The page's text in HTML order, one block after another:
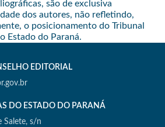
são de exclusiva
dos autores, não refletindo,
o posicionamento do Tribunal
Estado do Paraná.
EDITORIAL
DO ESTADO DO PARANÁ
Salete, s/n